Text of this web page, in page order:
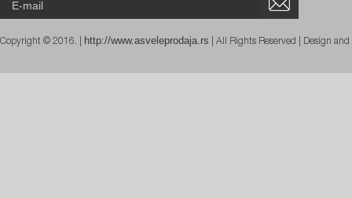
Copyright © 2016. | http://www.asveleprodaja.rs | All Rights Reserved | Design